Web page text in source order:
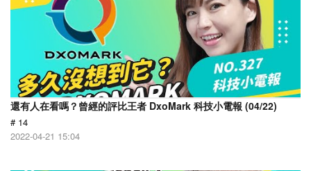
還有人在看嗎？曾經的評比王者 DxoMark 科技小電報 (04/22)
# 14
2022-04-21 15:04